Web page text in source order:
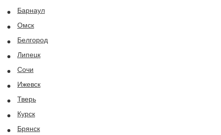
Барнаул
Омск
Белгород
Липецк
Сочи
Ижевск
Тверь
Курск
Брянск